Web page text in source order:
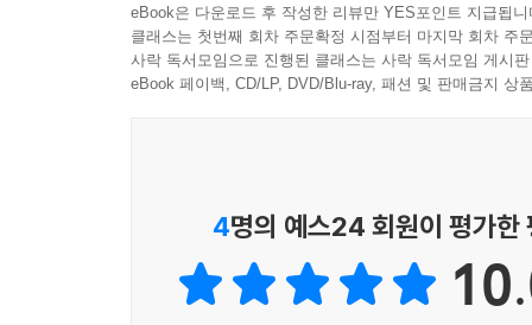
eBook은 다운로드 후 작성한 리뷰만 YES포인트 지급됩니
클래스는 첫번째 회차 주문확정 시점부터 마지막 회차 주
사락 독서모임으로 진행된 클래스는 사락 독서모임 게시
eBook 페이백, CD/LP, DVD/Blu-ray, 패션 및 판매금지 상
4명의 예스24 회원이 평가한